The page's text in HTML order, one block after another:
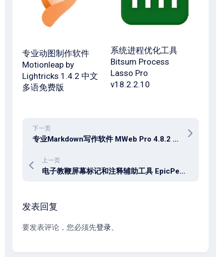
专业动图制作软件
Motionleap by
Lightricks 1.4.2 中文
多语免费版
系统进程优化工具
Bitsum Process
Lasso Pro
v18.2.2.10
下一页
专业Markdown写作软件 MWeb Pro 4.8.2 for mac
上一页
电子教鞭屏幕标记和注释辅助工具 EpicPen Pro v3.12.172
发表回复
要发表评论，您必须先登录。